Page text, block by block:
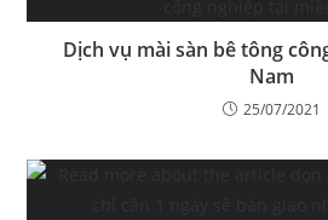
Dịch vụ mài sàn bê tông
Nam
25/07/2021